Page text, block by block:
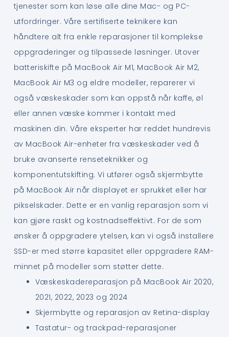
tjenester som kan løse alle dine Mac- og PC-
utfordringer. Våre sertifiserte teknikere kan
håndtere alt fra enkle reparasjoner til komplekse
oppgraderinger og tilpassede løsninger. Utover
batteriskifte på MacBook Air M1, MacBook Air M2,
MacBook Air M3 og eldre modeller, reparerer vi
også væskeskader som kan oppstå når kaffe, øl
eller annen væske kommer i kontakt med
maskinen din. Våre eksperter har reddet hundrevis
av MacBook Air-enheter fra væskeskader ved å
bruke avanserte renseteknikker og
komponentutskifting. Vi utfører også skjermbytte
på MacBook Air når displayet er sprukket eller har
pikselskader. Dette er en vanlig reparasjon som vi
kan gjøre raskt og kostnadseffektivt. For de som
ønsker å oppgradere ytelsen, kan vi også installere
SSD-er med større kapasitet eller oppgradere RAM-
minnet på modeller som støtter dette.
Væskeskadereparasjon på MacBook Air 2020,
2021, 2022, 2023 og 2024
Skjermbytte og reparasjon av Retina-display
Tastatur- og trackpad-reparasjoner